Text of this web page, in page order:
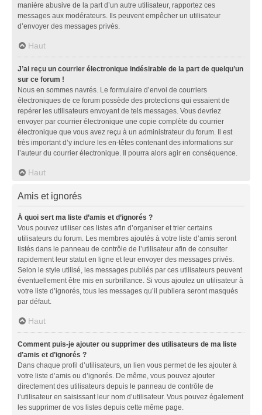
manière abusive de la part d’un autre utilisateur, rapportez ces
messages aux modérateurs. Ils peuvent empêcher un utilisateur
d’envoyer des messages privés.
Haut
J’ai reçu un courrier électronique indésirable de la part de quelqu’un
sur ce forum !
Nous en sommes navrés. Le formulaire d’envoi de courriers
électroniques de ce forum possède des protections qui essaient de
repérer les utilisateurs envoyant de tels messages. Vous devriez
envoyer par courrier électronique une copie complète du courrier
électronique que vous avez reçu à un administrateur du forum. Il est
très important d’y inclure les en-têtes contenant des informations sur
l’auteur du courrier électronique. Il pourra alors agir en conséquence.
Haut
Amis et ignorés
À quoi sert ma liste d’amis et d’ignorés ?
Vous pouvez utiliser ces listes afin d’organiser et trier certains
utilisateurs du forum. Les membres ajoutés à votre liste d’amis seront
listés dans le panneau de contrôle de l’utilisateur afin de consulter
rapidement leur statut en ligne et leur envoyer des messages privés.
Selon le style utilisé, les messages publiés par ces utilisateurs peuvent
éventuellement être mis en surbrillance. Si vous ajoutez un utilisateur à
votre liste d’ignorés, tous les messages qu’il publiera seront masqués
par défaut.
Haut
Comment puis-je ajouter ou supprimer des utilisateurs de ma liste
d’amis et d’ignorés ?
Dans chaque profil d’utilisateurs, un lien vous permet de les ajouter à
votre liste d’amis ou d’ignorés. De même, vous pouvez ajouter
directement des utilisateurs depuis le panneau de contrôle de
l’utilisateur en saisissant leur nom d’utilisateur. Vous pouvez également
les supprimer de vos listes depuis cette même page.